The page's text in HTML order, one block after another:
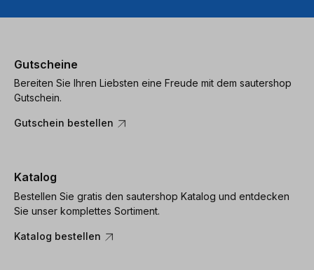
Gutscheine
Bereiten Sie Ihren Liebsten eine Freude mit dem sautershop
Gutschein.
Gutschein bestellen
Katalog
Bestellen Sie gratis den sautershop Katalog und entdecken
Sie unser komplettes Sortiment.
Katalog bestellen